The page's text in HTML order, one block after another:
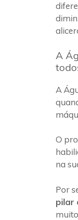
A
A
O
na
Por
pilar